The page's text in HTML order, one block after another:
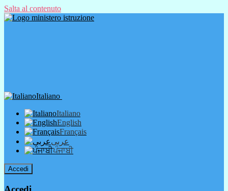
Salta al contenuto
Italiano
Italiano
English
Français
عربى
ਪੰਜਾਬੀ
Accedi